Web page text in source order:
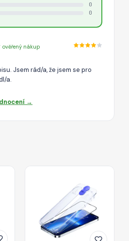
0
0
ověřený nákup
Jsem rád/a, že jsem se pro
a.
→